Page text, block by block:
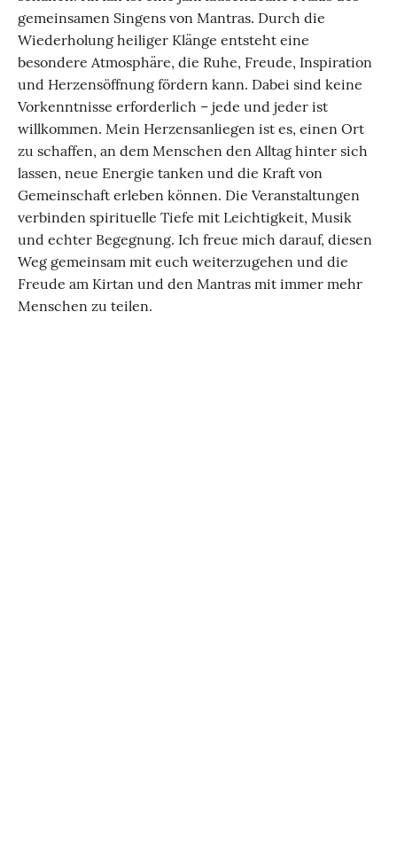
gemeinsamen Singens von Mantras. Durch die
Wiederholung heiliger Klänge entsteht eine
besondere Atmosphäre, die Ruhe, Freude, Inspiration
und Herzensöffnung fördern kann. Dabei sind keine
Vorkenntnisse erforderlich – jede und jeder ist
willkommen. Mein Herzensanliegen ist es, einen Ort
zu schaffen, an dem Menschen den Alltag hinter sich
lassen, neue Energie tanken und die Kraft von
Gemeinschaft erleben können. Die Veranstaltungen
verbinden spirituelle Tiefe mit Leichtigkeit, Musik
und echter Begegnung. Ich freue mich darauf, diesen
Weg gemeinsam mit euch weiterzugehen und die
Freude am Kirtan und den Mantras mit immer mehr
Menschen zu teilen.